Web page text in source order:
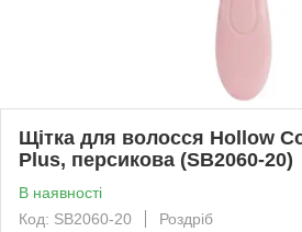
Щітка для волосся Hollow
Plus, персикова (SB2060-20)
В наявності
Код: SB2060-20
Роздріб